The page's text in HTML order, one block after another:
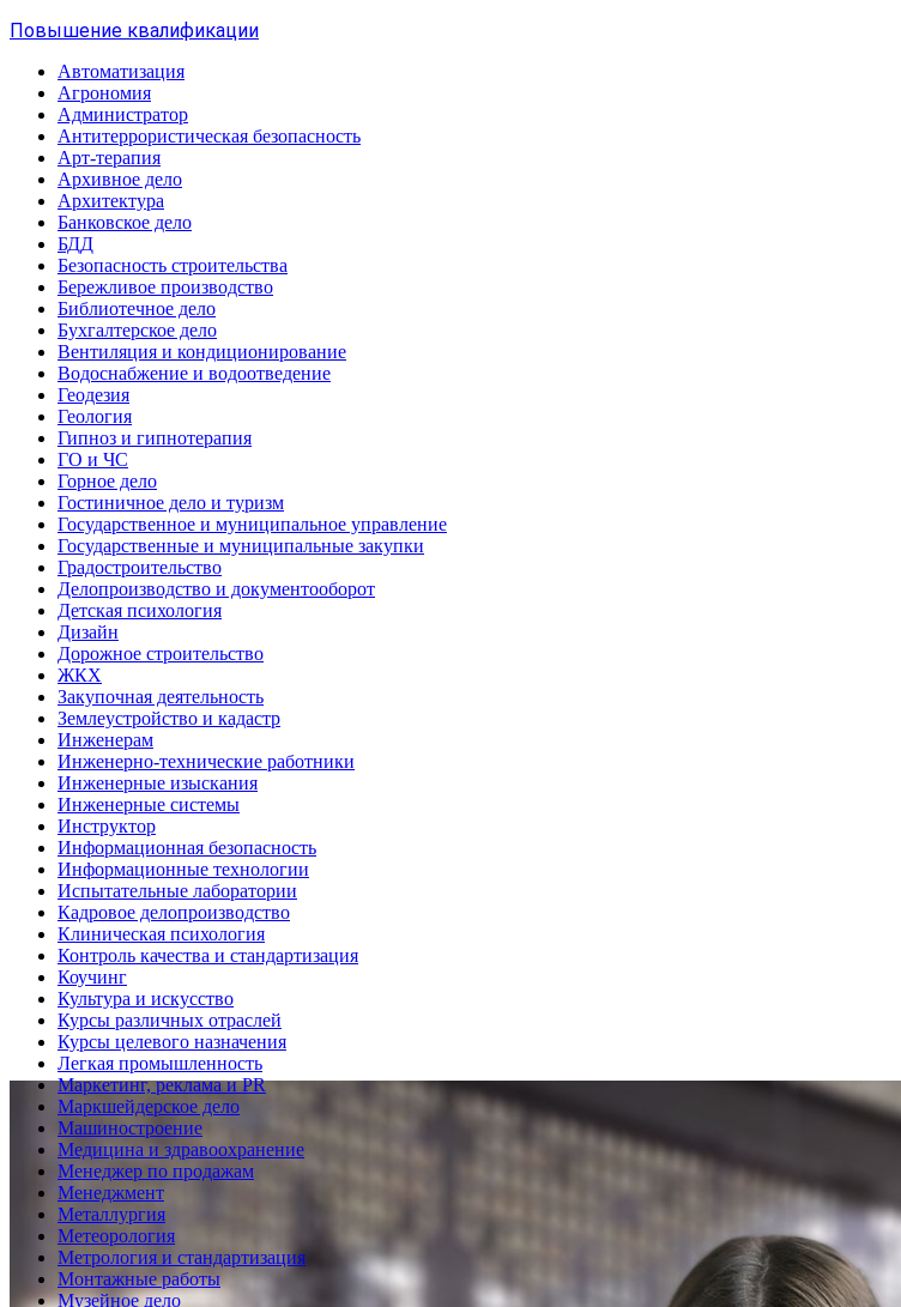
Повышение квалификации
Автоматизация
Агрономия
Администратор
Антитеррористическая безопасность
Арт-терапия
Архивное дело
Архитектура
Банковское дело
БДД
Безопасность строительства
Бережливое производство
Библиотечное дело
Бухгалтерское дело
Вентиляция и кондиционирование
Водоснабжение и водоотведение
Геодезия
Геология
Гипноз и гипнотерапия
ГО и ЧС
Горное дело
Гостиничное дело и туризм
Государственное и муниципальное управление
Государственные и муниципальные закупки
Градостроительство
Делопроизводство и документооборот
Детская психология
Дизайн
Дорожное строительство
ЖКХ
Закупочная деятельность
Землеустройство и кадастр
Инженерам
Инженерно-технические работники
Инженерные изыскания
Инженерные системы
Инструктор
Информационная безопасность
Информационные технологии
Испытательные лаборатории
Кадровое делопроизводство
Клиническая психология
Контроль качества и стандартизация
Коучинг
Культура и искусство
Курсы различных отраслей
Курсы целевого назначения
Легкая промышленность
Маркетинг, реклама и PR
Маркшейдерское дело
Машиностроение
Медицина и здравоохранение
Менеджер по продажам
Менеджмент
Металлургия
Метеорология
Метрология и стандартизация
Монтажные работы
Музейное дело